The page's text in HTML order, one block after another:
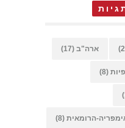
ארה"ב (17)
(8)
הרומאית (8)